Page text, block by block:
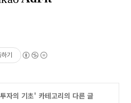
기
투자의 기초' 카테고리의 다른 글